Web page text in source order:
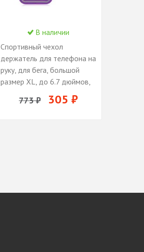
В наличии
Спортивный чехол
держатель для телефона на
руку, для бега, большой
размер XL, до 6.7 дюймов,
773 ₽ 305 ₽